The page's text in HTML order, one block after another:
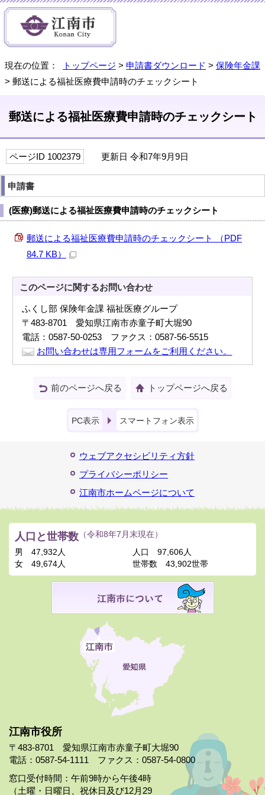
現在の位置： トップページ > 申請書ダウンロード > 保険年金課
> 郵送による福祉医療費申請時のチェックシート
郵送による福祉医療費申請時のチェックシート
ページID 1002379 更新日 令和7年9月9日
申請書
(医療)郵送による福祉医療費申請時のチェックシート
郵送による福祉医療費申請時のチェックシート （PDF
84.7 KB）
このページに関するお問い合わせ
ふくし部 保険年金課 福祉医療グループ
〒483-8701 愛知県江南市赤童子町大堀90
電話：0587-50-0253 ファクス：0587-56-5515
お問い合わせは専用フォームをご利用ください。
前のページへ戻る トップページへ戻る
PC表示 スマートフォン表示
ウェブアクセシビリティ方針
プライバシーポリシー
江南市ホームページについて
江南市役所
〒483-8701 愛知県江南市赤童子町大堀90
電話：0587-54-1111 ファクス：0587-54-0800
窓口受付時間：午前9時から午後4時
（土曜・日曜日、祝休日及び12月29
人口と世帯数 （令和8年7月末現在）
男
47,932人
女
49,674人
人口
97,606人
世帯数
43,902世帯